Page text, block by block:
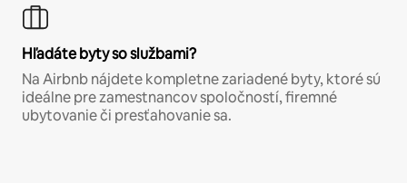
Hľadáte byty so službami?
Na Airbnb nájdete kompletne zariadené byty, ktoré sú
ideálne pre zamestnancov spoločností, firemné
ubytovanie či presťahovanie sa.